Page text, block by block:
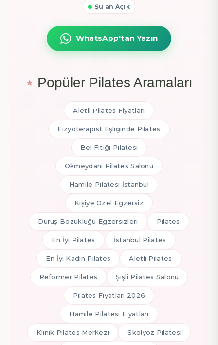
Şu an Açık
WhatsApp'tan Yazın
Popüler Pilates Aramaları
Aletli Pilates Fiyatları
Fizyoterapist Eşliğinde Pilates
Bel Fıtığı Pilatesi
Okmeydanı Pilates Salonu
Hamile Pilatesi İstanbul
Kişiye Özel Egzersiz
Duruş Bozukluğu Egzersizleri Pilates
En İyi Pilates İstanbul Pilates
En İyi Kadın Pilates Aletli Pilates
Reformer Pilates Şişli Pilates Salonu
Pilates Fiyatları 2026
Hamile Pilatesi Fiyatları
Klinik Pilates Merkezi Skolyoz Pilatesi